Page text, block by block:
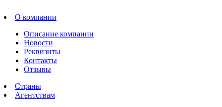
О компании
Описание компании
Новости
Реквизиты
Контакты
Отзывы
Страны
Агентствам